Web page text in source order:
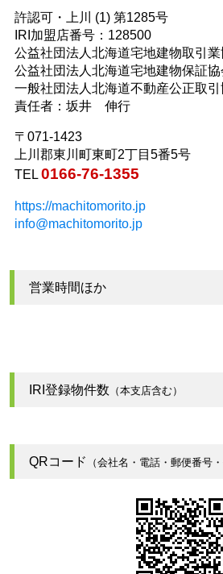
許認可・上川 (1) 第1285号
IRI加盟店番号：128500
公益社団法人北海道宅地建物取引業
公益社団法人北海道宅地建物保証協
一般社団法人北海道不動産公正取
責任者：坂井 伸行
〒071-1423
上川郡東川町東町2丁目5番5号
TEL 0166-76-1355
https://machitomorito.jp
info@machitomorito.jp
営業時間ほか
IRI登録物件数 （本支店含む）
QRコード （会社名・電話・郵便番号・